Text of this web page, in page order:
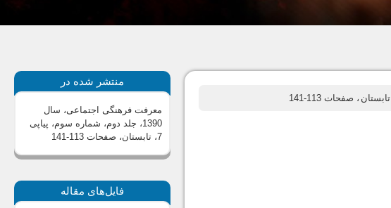
، صفحات 113-141
منتشر شده در
معرفت فرهنگی اجتماعی، سال
1390، جلد دوم، شماره سوم، پیاپی
7، تابستان
، صفحات 113-141
فایل‌های مقاله